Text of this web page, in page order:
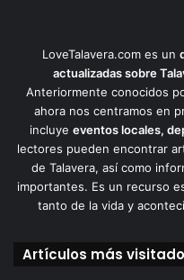
LoveTalavera.com es un
actualizadas sobre
Anteriormente conocidos
ahora nos centramos en
incluye eventos locales,
lectores pueden encontrar
de Talavera, así como
importantes. Es un recurso
tanto de la vida y
Artículos más